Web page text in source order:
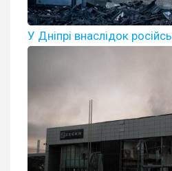
У Дніпрі внаслідок